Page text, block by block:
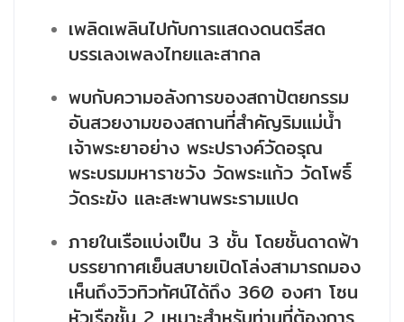
เพลิดเพลินไปกับการแสดงดนตรีสด
บรรเลงเพลงไทยและสากล
พบกับความอลังการของสถาปัตยกรรม
อันสวยงามของสถานที่สำคัญริมแม่น้ำ
เจ้าพระยาอย่าง พระปรางค์วัดอรุณ
พระบรมมหาราชวัง วัดพระแก้ว วัดโพธิ์
วัดระฆัง และสะพานพระรามแปด
ภายในเรือแบ่งเป็น 3 ชั้น โดยชั้นดาดฟ้า
บรรยากาศเย็นสบายเปิดโล่งสามารถมอง
เห็นถึงวิวทิวทัศน์ได้ถึง 360 องศา โซน